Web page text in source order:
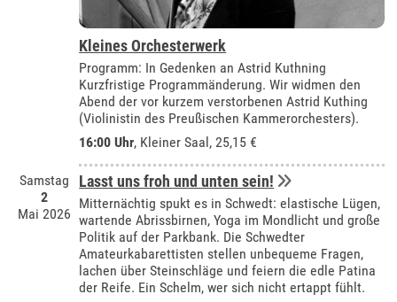
Kleines Orchesterwerk
Programm: In Gedenken an Astrid Kuthning
Kurzfristige Programmänderung. Wir widmen den
Abend der vor kurzem verstorbenen Astrid Kuthing
(Violinistin des Preußischen Kammerorchesters).
16:00 Uhr, Kleiner Saal, 25,15 €
Samstag
2
Mai 2026
Lasst uns froh und unten sein!
Mitternächtig spukt es in Schwedt: elastische Lügen,
wartende Abrissbirnen, Yoga im Mondlicht und große
Politik auf der Parkbank. Die Schwedter
Amateurkabarettisten stellen unbequeme Fragen,
lachen über Steinschläge und feiern die edle Patina
der Reife. Ein Schelm, wer sich nicht ertappt fühlt.